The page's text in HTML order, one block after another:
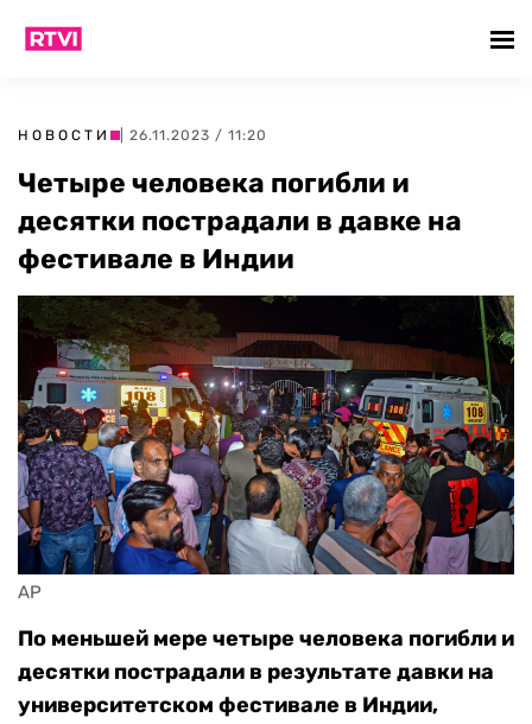
НОВОСТИ | 26.11.2023 / 11:20
Четыре человека погибли и
десятки пострадали в давке на
фестивале в Индии
AP
По меньшей мере четыре человека погибли и
десятки пострадали в результате давки на
университетском фестивале в Индии,